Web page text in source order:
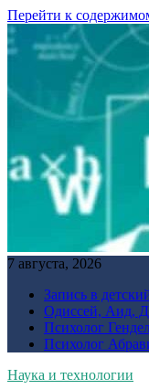
Перейти к
7 августа, 2026
Запись в
Одиссей, Аид,
Психолог
Психолог
Наука и технологии